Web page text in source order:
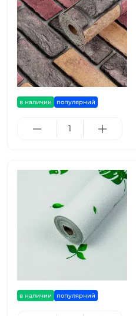
в наличии популярний
в наличии популярний